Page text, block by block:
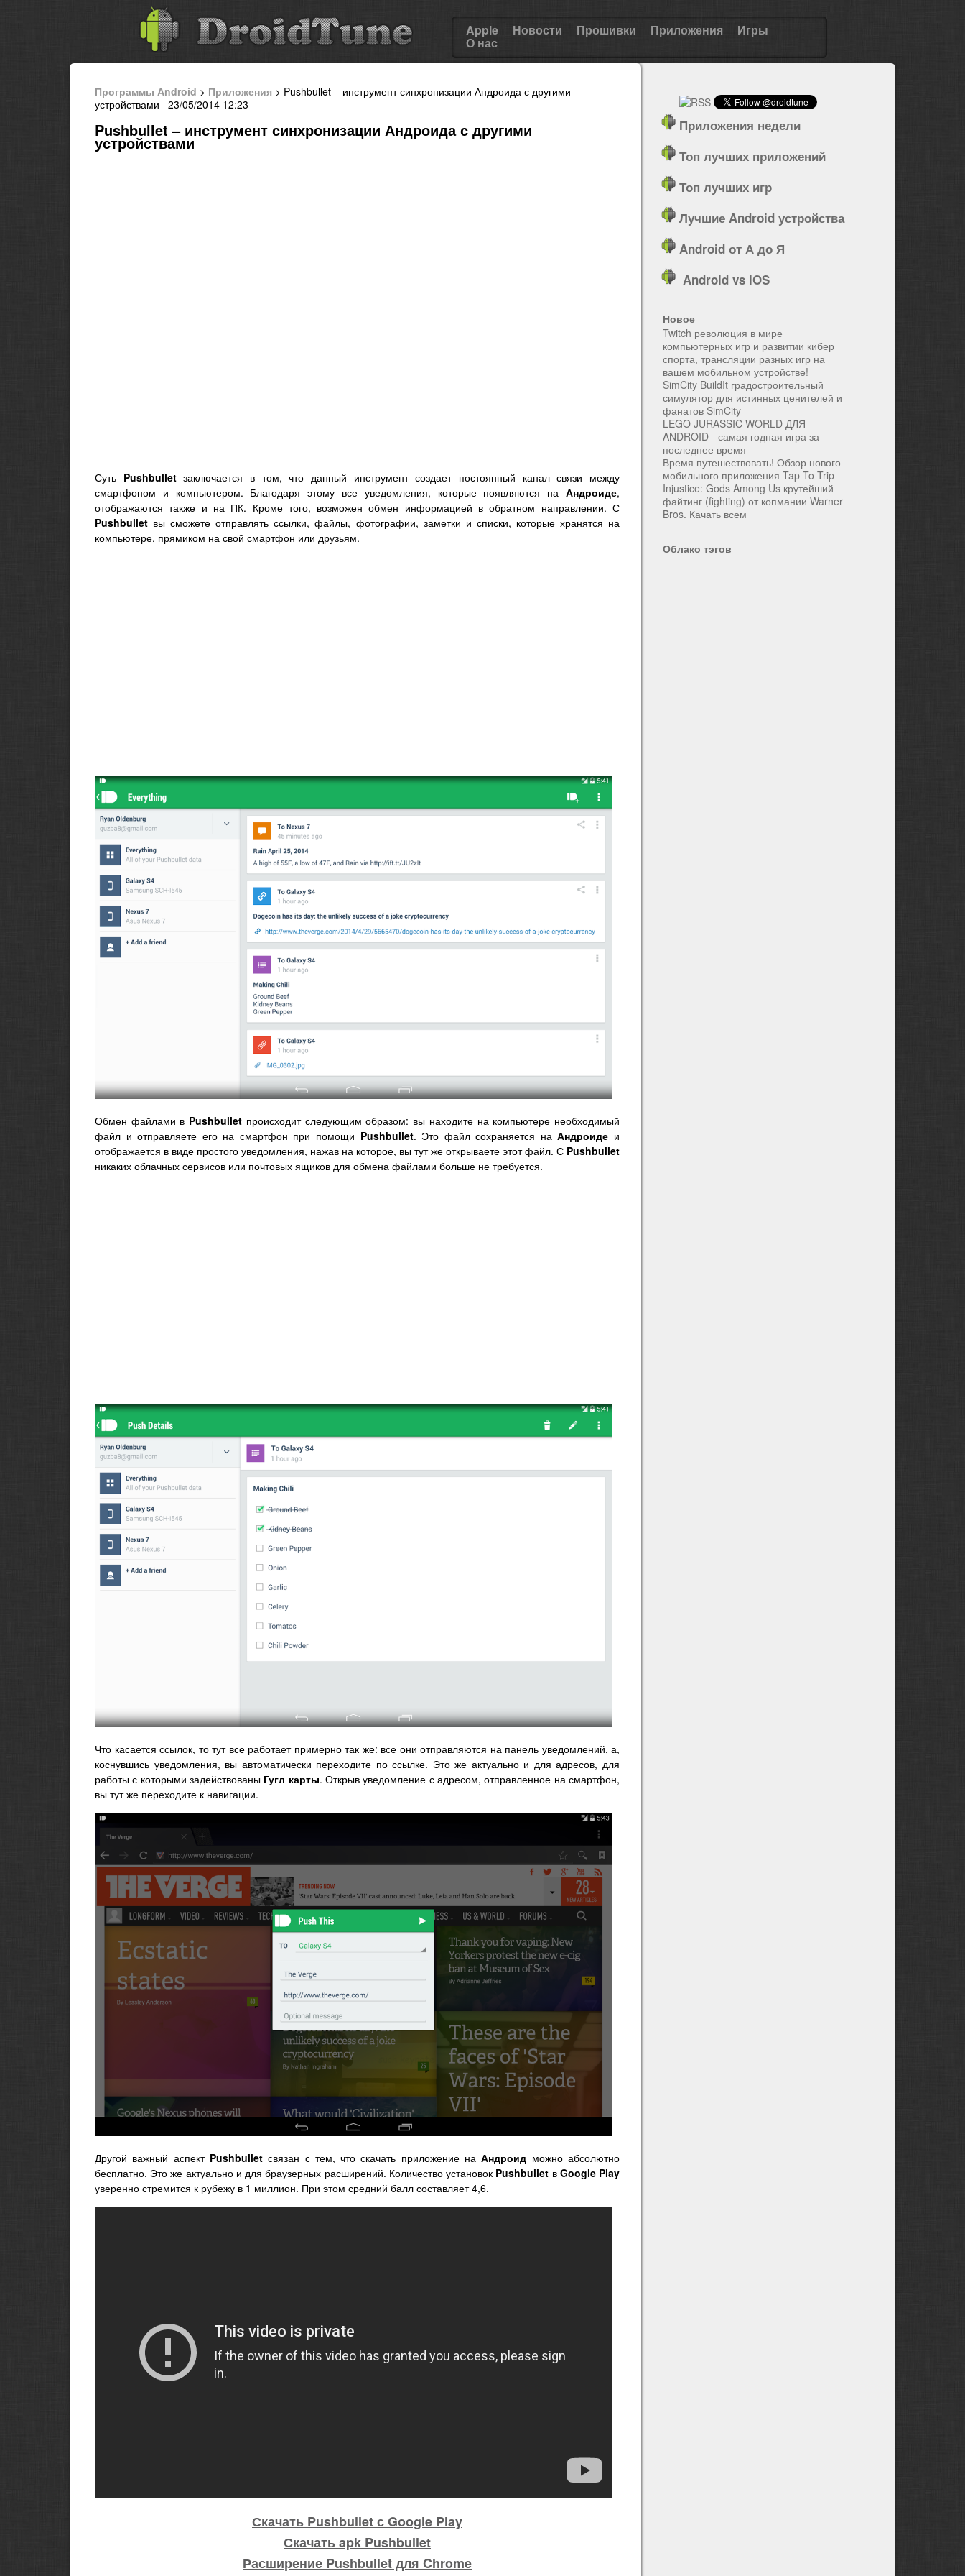
Apple Новости Прошивки Приложения Игры
О нас
Программы Android > Приложения > Pushbullet – инструмент синхронизации Андроида с другими
устройствами 23/05/2014 12:23
Pushbullet – инструмент синхронизации Андроида с другими
устройствами
Суть Pushbulletзаключается в том, что данный инструмент создает постоянный канал связи между
смартфоном и компьютером. Благодаря этому все уведомления, которые появляются на Андроиде,
отображаются также и на ПК. Кроме того, возможен обмен информацией в обратном направлении. С
Pushbullet вы сможете отправлять ссылки, файлы, фотографии, заметки и списки, которые хранятся на
компьютере, прямиком на свой смартфон или друзьям.
Обмен файлами в Pushbullet происходит следующим образом: вы находите на компьютере необходимый
файл и отправляете его на смартфон при помощи Pushbullet. Это файл сохраняется наАндроиде и
отображается в виде простого уведомления, нажав на которое, вы тут же открываете этот файл. С Pushbullet
никаких облачных сервисов или почтовых ящиков для обмена файлами больше не требуется.
Что касается ссылок, то тут все работает примерно так же: все они отправляются на панель уведомлений, а,
коснувшись уведомления, вы автоматически переходите по ссылке. Это же актуально и для адресов, для
работы с которыми задействованы Гугл карты. Открыв уведомление с адресом, отправленное на смартфон,
вы тут же переходите к навигации.
Другой важный аспект Pushbulletсвязан с тем, что скачать приложение наАндроид можно абсолютно
бесплатно. Это же актуально и для браузерных расширений. Количество установок Pushbullet в Google Play
уверенно стремится к рубежу в 1 миллион. При этом средний балл составляет 4,6.
Скачать Pushbullet с Google Play
Скачать apk Pushbullet
Расширение Pushbullet для Chrome
Приложения недели
Топ лучших приложений
Топ лучших игр
Лучшие Android устройства
Android от А до Я
Android vs iOS
Новое
Twitch революция в мире
компьютерных игр и развитии кибер
спорта, трансляции разных игр на
вашем мобильном устройстве!
SimCity BuildIt градостроительный
симулятор для истинных ценителей и
фанатов SimCity
LEGO JURASSIC WORLD ДЛЯ
ANDROID - самая годная игра за
последнее время
Время путешествовать! Обзор нового
мобильного приложения Tap To Trip
Injustice: Gods Among Us крутейший
файтинг (fighting) от копмании Warner
Bros. Качать всем
Облако тэгов